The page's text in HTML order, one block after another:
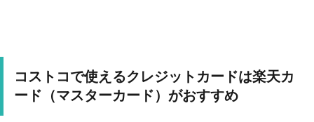
コストコで使えるクレジットカードは楽天カ
ード（マスターカード）がおすすめ